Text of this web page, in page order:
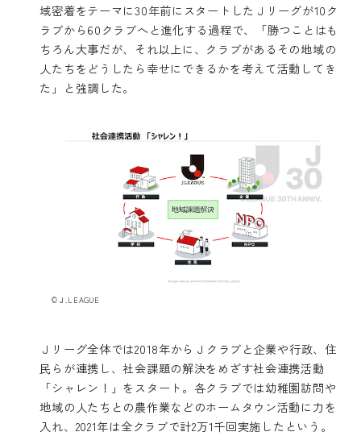
域密着をテーマに30年前にスタートしたＪリーグが10ク
ラブから60クラブへと進化する過程で、「勝つことはも
ちろん大事だが、それ以上に、クラブがあるその地域の
人たちをどうしたら幸せにできるかを考えて活動してき
た」と強調した。
©Ｊ.LEAGUE
Ｊリーグ全体では2018年からＪクラブと企業や行政、住
民らが連携し、社会課題の解決をめざす社会連携活動
「シャレン！」をスタート。各クラブでは幼稚園訪問や
地域の人たちとの農作業などのホームタウン活動に力を
入れ、2021年は全クラブで計2万1千回実施したという。